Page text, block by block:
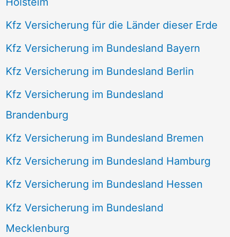
Kfz Versicherung für die Länder dieser Erde
Kfz Versicherung im Bundesland Bayern
Kfz Versicherung im Bundesland Berlin
Kfz Versicherung im Bundesland
Brandenburg
Kfz Versicherung im Bundesland Bremen
Kfz Versicherung im Bundesland Hamburg
Kfz Versicherung im Bundesland Hessen
Kfz Versicherung im Bundesland
Mecklenburg